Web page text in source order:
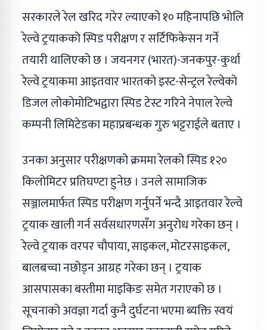
सरकारले रेल खरिद गरेर ल्याएको १० महिनापछि भोलि
रेल्वे ट्रयाकको स्पिड परीक्षण र सर्टिफिकेसन गर्ने
तयारी थालिएको छ । जयनगर (भारत)-जनकपुर-कुर्था
रेल्वे ट्रयाकमा आइतवार भारतको इस्ट-सेन्ट्रल रेल्वेको
डिजल लोकोमोटिभद्वारा स्पिड टेस्ट गरिने नेपाल रेल्वे
कम्पनी लिमिटेडका महाप्रबन्धक गुरु भट्टराईले बताए ।
उनका अनुसार परीक्षणको क्रममा रेलको स्पिड १२०
किलोमिटर प्रतिघण्टा हुनेछ । उनले सामाजिक
सञ्जालमार्फत स्पिड परीक्षण गर्नुपर्ने भन्दै आइतवार रेल्वे
ट्रयाक खाली गर्न सर्वसधारणसँग अनुरोध गरेका छन् ।
रेल्वे ट्रयाक वरपर चौपाया, साइकल, मोटरसाइकल,
बालबच्चा नछोड्न आग्रह गरेका छन् । ट्रयाक
आसपासका बस्तीमा माइकिङ समेत गराएको छ ।
सूचनाको अवज्ञा गर्दा कुनै दुर्घटना भएमा ब्यक्ति स्वयं